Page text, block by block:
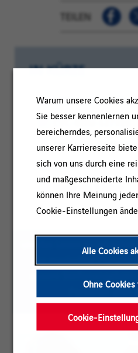
Warum unsere Cookies
Sie besser kennenlernen
bereicherndes,
unserer Karriereseite
sich von uns durch eine
und maßgeschneiderte
können Ihre Meinung
Cookie-Einstellungen
Alle Cookies
Ohne
Cookie-
IN KÜRZE
Kategorie:
BETRIEB /
Referenz:
CVC-DOU-127318
Kundencode:
Standort:
Toulouse,
Vertragsart:
Unbefristeter
Erfahrungsniveau:
Mehr als 5 Jahre
Um das Lesen zu
die maskuline
unsere
Personen aller
TEILEN